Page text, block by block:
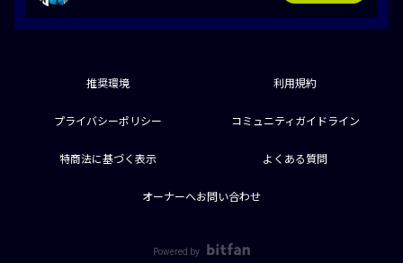
推奨環境 利用規約
プライバシーポリシー コミュニティガイドライン
特商法に基づく表示 よくある質問
オーナーへお問い合わせ
Powered by